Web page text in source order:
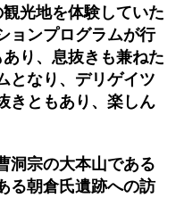
光地を体験していた
ョンプログラムが行
り、息抜きも兼ねた
となり、デリゲイツ
きともあり、楽しん
洞宗の大本山である
る朝倉氏遺跡への訪